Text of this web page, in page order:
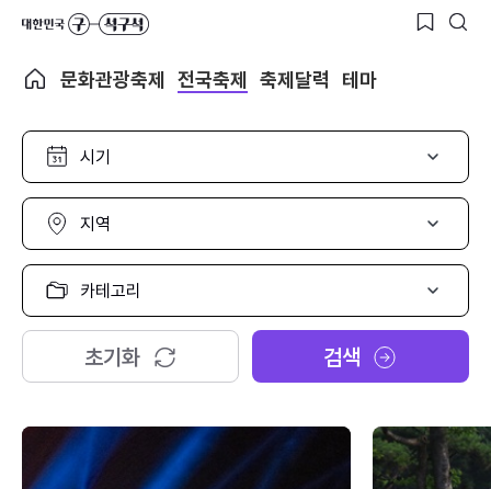
문화관광축제 전국축제 축제달력 테마
시
선
택
지
선
택
카
고
리
택
초기화 검색